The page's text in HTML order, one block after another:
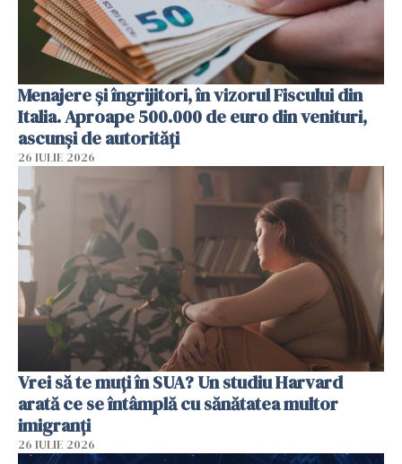
Menajere și îngrijitori, în vizorul Fiscului din
Italia. Aproape 500.000 de euro din venituri,
ascunși de autorități
26 IULIE 2026
Vrei să te muți în SUA? Un studiu Harvard
arată ce se întâmplă cu sănătatea multor
imigranți
26 IULIE 2026